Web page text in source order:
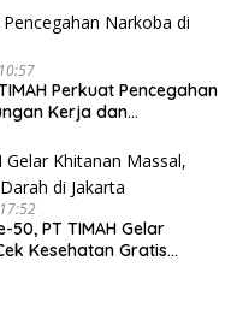
Perkuat Pencegahan
Kerja dan
50, PT TIMAH Gelar
Kesehatan Gratis